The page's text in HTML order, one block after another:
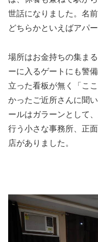
世話になりました。名
どちらかといえばアパ
場所はお金持ちの集ま
ーに入るゲートにも警
立った看板が無く「こ
かったご近所さんに聞
ールはガラーンとして
行う小さな事務所、正
店がありました。